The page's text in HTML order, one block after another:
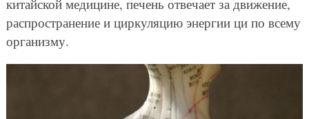
китайской медицине, печень отвечает за движение,
распространение и циркуляцию энергии ци по всему
организму.